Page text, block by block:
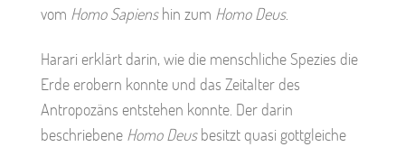
vom Homo Sapienshin zum Homo Deus.
Harari erklärt darin, wie die menschliche Spezies die
Erde erobern konnte und das Zeitalter des
Antropozäns entstehen konnte. Der darin
beschriebene Homo Deusbesitzt quasi gottgleiche